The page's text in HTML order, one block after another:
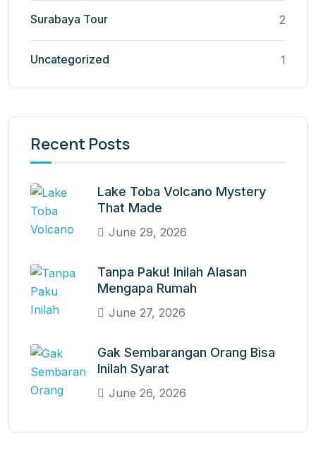
Surabaya Tour 2
Uncategorized 1
Recent Posts
Lake Toba Volcano Mystery
That Made
June 29, 2026
Tanpa Paku! Inilah Alasan
Mengapa Rumah
June 27, 2026
Gak Sembarangan Orang Bisa
Inilah Syarat
June 26, 2026